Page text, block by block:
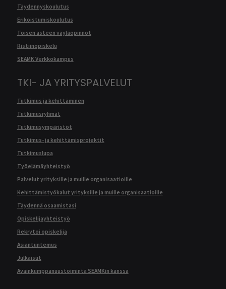
Täydennyskoulutus
Erikoistumiskoulutus
Toisen asteen väyläopinnot
Ristiinopiskelu
SEAMK Verkkokampus
TKI- JA YRITYSPALVELUT
Tutkimus ja kehittäminen
Tutkimusryhmät
Tutkimusympäristöt
Tutkimus- ja kehittämisprojektit
Tutkimuslupa
Työelämäyhteistyö
Palvelut yrityksille ja muille organisaatioille
Kehittämistyökalut yrityksille ja muille organisaatioille
Täydennä osaamistasi
Opiskelijayhteistyö
Rekrytoi opiskelija
Asiantuntemus
Julkaisut
Avainkumppanuustoiminta SEAMKin kanssa